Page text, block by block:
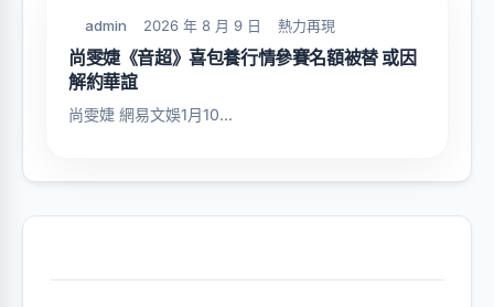
admin 2026 年 8 月 9 日 熱力再現
尚雯婕《音超》喜包養行情參賽名額被替 或因
解約華誼
尚雯婕 網易文娛1月10...